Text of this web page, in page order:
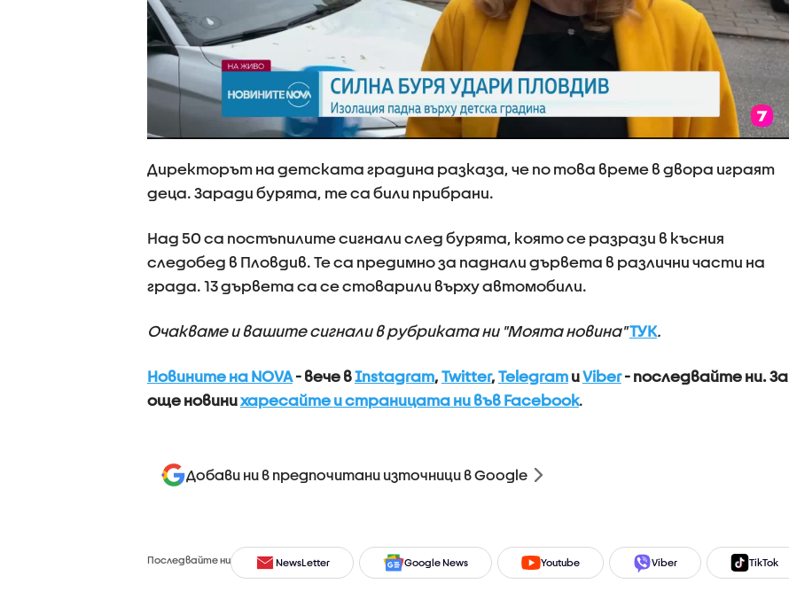
Директорът на детската градина разказа, че по това време в двора играят
деца. Заради бурята, те са били прибрани.
Над 50 са постъпилите сигнали след бурята, която се разрази в късния
следобед в Пловдив. Те са предимно за паднали дървета в различни части на
града. 13 дървета са се стоварили върху автомобили.
Очакваме и вашите сигнали в рубриката ни "Моята новина"ТУК.
Новините на NOVA- вече вInstagram, Twitter, TelegramиViber- последвайте ни.За
още новинихаресайте и страницата ни във Facebook.
Добави ни в предпочитани източници в Google
Последвайте ни NewsLetter Google News Youtube Viber TikTok